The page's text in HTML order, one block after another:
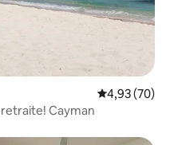
Gemiddelde
4,93 (70)
Cayman